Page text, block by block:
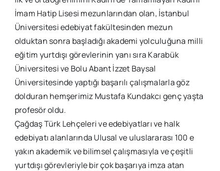
İmam Hatip Lisesi mezunlarından olan, İstanbul
Üniversitesi edebiyat fakültesinden mezun
olduktan sonra başladığı akademi yolculuğuna milli
eğitim yurtdışı görevlerinin yanı sıra Karabük
Üniversitesi ve Bolu Abant İzzet Baysal
Üniversitesinde yaptığı başarılı çalışmalarla göz
dolduran hemşerimiz Mustafa Kundakcı genç yaşta
profesör oldu.
Çağdaş Türk Lehçeleri ve edebiyatları ve halk
edebiyatı alanlarında Ulusal ve uluslararası 100 e
yakın akademik ve bilimsel çalışmasıyla ve çeşitli
yurtdışı görevleriyle bir çok başarıya imza atan